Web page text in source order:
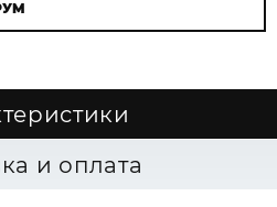
и оплата